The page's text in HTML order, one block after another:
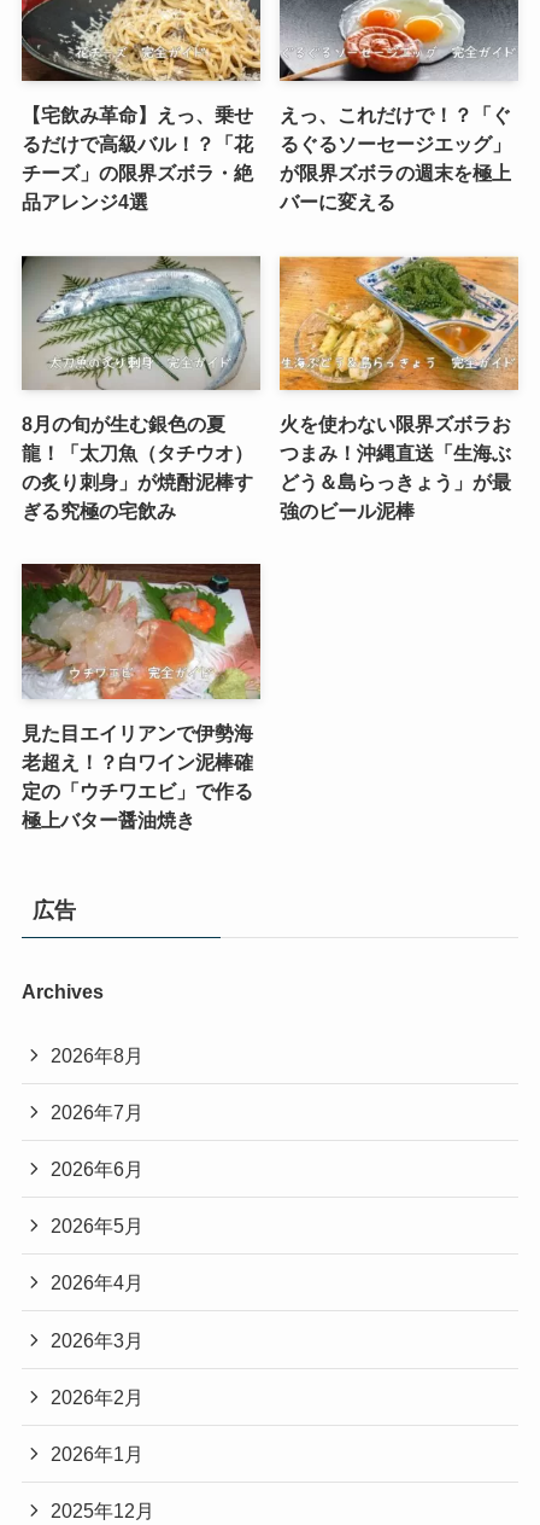
【宅飲み革命】えっ、乗せ
るだけで高級バル！？「花
チーズ」の限界ズボラ・絶
品アレンジ4選
えっ、これだけで！？「ぐ
るぐるソーセージエッグ」
が限界ズボラの週末を極上
バーに変える
8月の旬が生む銀色の夏
龍！「太刀魚（タチウオ）
の炙り刺身」が焼酎泥棒す
ぎる究極の宅飲み
火を使わない限界ズボラお
つまみ！沖縄直送「生海ぶ
どう＆島らっきょう」が最
強のビール泥棒
見た目エイリアンで伊勢海
老超え！？白ワイン泥棒確
定の「ウチワエビ」で作る
極上バター醤油焼き
広告
Archives
2026年8月
2026年7月
2026年6月
2026年5月
2026年4月
2026年3月
2026年2月
2026年1月
2025年12月